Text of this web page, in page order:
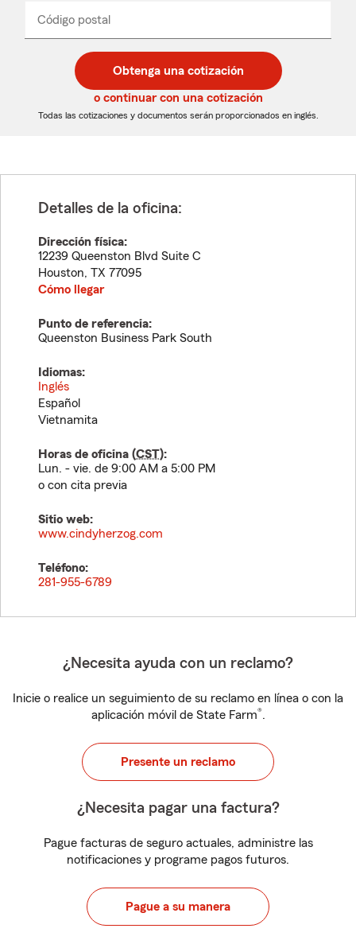
desplegable
Código postal
de
5
dígitos
de
5
dígitos
_____
Obtenga una cotización
o continuar con una cotización
Todas las cotizaciones y documentos serán proporcionados en inglés.
Detalles de la oficina:
Dirección física:
12239 Queenston Blvd Suite C
Houston, TX 77095
Cómo llegar
Punto de referencia:
Queenston Business Park South
Idiomas:
Inglés
Español
Vietnamita
Horas de oficina (CST):
Lun. - vie. de 9:00 AM a 5:00 PM
o con cita previa
Sitio web:
www.cindyherzog.com
Teléfono:
281-955-6789
¿Necesita ayuda con un reclamo?
Inicie o realice un seguimiento de su reclamo en línea o con la
aplicación móvil de State Farm®.
Presente un reclamo
¿Necesita pagar una factura?
Pague facturas de seguro actuales, administre las
notificaciones y programe pagos futuros.
Pague a su manera